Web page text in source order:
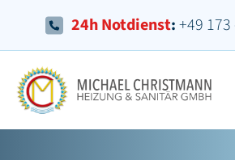
24h Notdienst:+49